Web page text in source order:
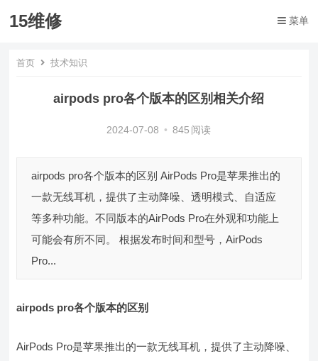
15维修 菜单
首页 技术知识
airpods pro各个版本的区别相关介绍
2024-07-08 • 845 阅读
airpods pro各个版本的区别 AirPods Pro是苹果推出的
一款无线耳机，提供了主动降噪、透明模式、自适应
等多种功能。不同版本的AirPods Pro在外观和功能上
可能会有所不同。 根据发布时间和型号，AirPods
Pro...
airpods pro各个版本的区别
AirPods Pro是苹果推出的一款无线耳机，提供了主动降噪、